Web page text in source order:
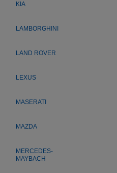
KIA
LAMBORGHINI
LAND ROVER
LEXUS
MASERATI
MAZDA
MERCEDES-
MAYBACH